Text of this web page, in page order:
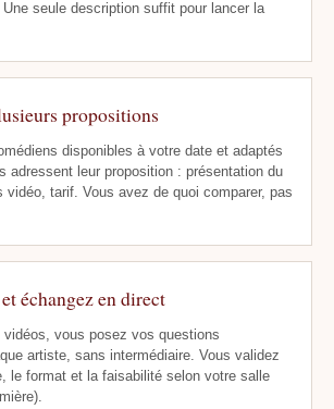
seule description suffit pour lancer la
propositions
disponibles à votre date et adaptés
adressent leur proposition : présentation du
tarif. Vous avez de quoi comparer, pas
échangez en direct
vidéos, vous posez vos questions
artiste, sans intermédiaire. Vous validez
le format et la faisabilité selon votre salle